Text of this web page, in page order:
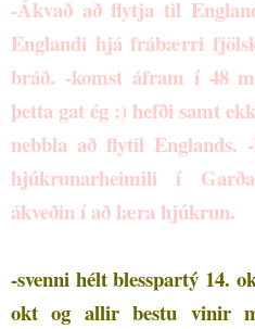
-Ákvað að flytja til
Englandi hjá frábærri
bráð. -komst áfram í 48
þetta gat ég :) hefði samt
nebbla að flytil Englands.
hjúkrunarheimili í
ákveðin í að læra hjúkrun.
-svenni hélt blesspartý 14.
okt og allir bestu vinir